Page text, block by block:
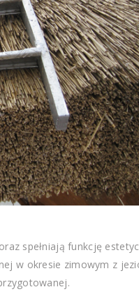
spełniają funkcję
w okresie zimowym z